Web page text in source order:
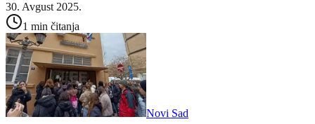
30. Avgust 2025.
1 min čitanja
Novi Sad